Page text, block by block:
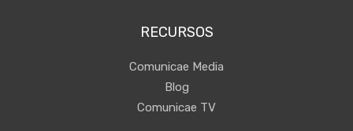
RECURSOS
Comunicae Media
Blog
Comunicae TV